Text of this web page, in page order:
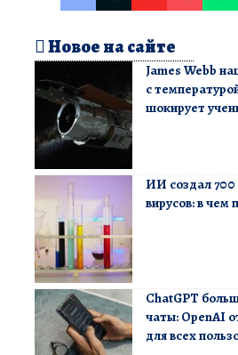
Новое на сайте
James Webb
с
шокирует
ИИ создал 700
вирусов: в чем
ChatGPT
чаты: OpenAI
для всех